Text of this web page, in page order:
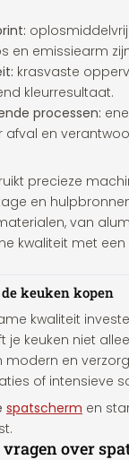
en emissiearm
krasvaste
kleurresultaat.
processen:
afval en
precieze
en
van
kwaliteit met
keuken kopen
kwaliteit
je keuken niet
modern en
of intensieve
spatscherm en
vragen over